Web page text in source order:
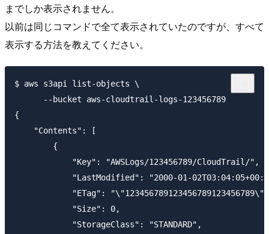
までしか表示されません。
以前は同じコマンドで全て表示されていたのですが、すべて
表示する方法を教えてください。
$ aws s3api list-objects \
      --bucket aws-cloudtrail-logs-123456789
{
    "Contents": [
        {
            "Key": "AWSLogs/123456789/CloudTrail/",
"LastModified": "2000-01-
"ETag":
            "Size": 0,
            "StorageClass": "STANDARD",